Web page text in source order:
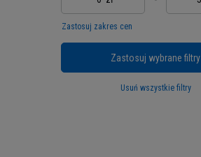
Zastosuj zakres cen
Zastosuj wybrane filtry
Usuń wszystkie filtry